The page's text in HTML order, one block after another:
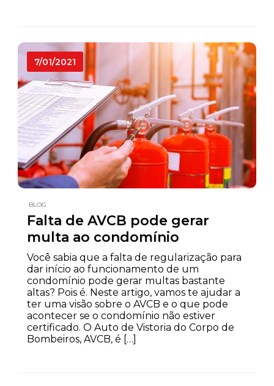
7/01/2021
BLOG
Falta de AVCB pode gerar
multa ao condomínio
Você sabia que a falta de regularização para
dar início ao funcionamento de um
condomínio pode gerar multas bastante
altas? Pois é. Neste artigo, vamos te ajudar a
ter uma visão sobre o AVCB e o que pode
acontecer se o condomínio não estiver
certificado. O Auto de Vistoria do Corpo de
Bombeiros, AVCB, é […]